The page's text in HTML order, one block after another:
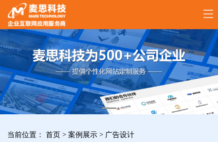
17789288861
全
国
咨
当前位置：首页 >案例展示> 广告设计